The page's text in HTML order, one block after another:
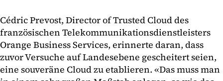
Cédric Prevost, Director of Trusted Cloud des
französischen Telekommunikationsdienstleisters
Orange Business Services, erinnerte daran, dass
zuvor Versuche auf Landesebene gescheitert seien,
eine souveräne Cloud zu etablieren. «Das muss man